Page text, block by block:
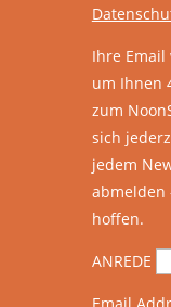
Ihre
um Ihnen
zum
sich
jedem
abmelden
hoffen.
ANREDE
Email